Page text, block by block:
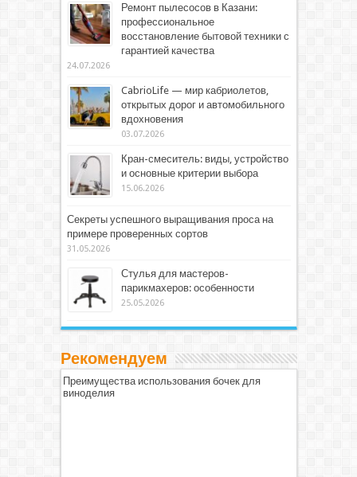
Ремонт пылесосов в Казани:
профессиональное
восстановление бытовой техники с
гарантией качества
24.07.2026
CabrioLife — мир кабриолетов,
открытых дорог и автомобильного
вдохновения
03.07.2026
Кран-смеситель: виды, устройство
и основные критерии выбора
15.06.2026
Секреты успешного выращивания проса на
примере проверенных сортов
31.05.2026
Стулья для мастеров-
парикмахеров: особенности
25.05.2026
Рекомендуем
Преимущества использования бочек для
виноделия